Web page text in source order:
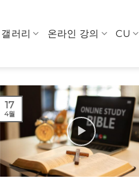
갤러리 온라인 강의 CU
17
4월